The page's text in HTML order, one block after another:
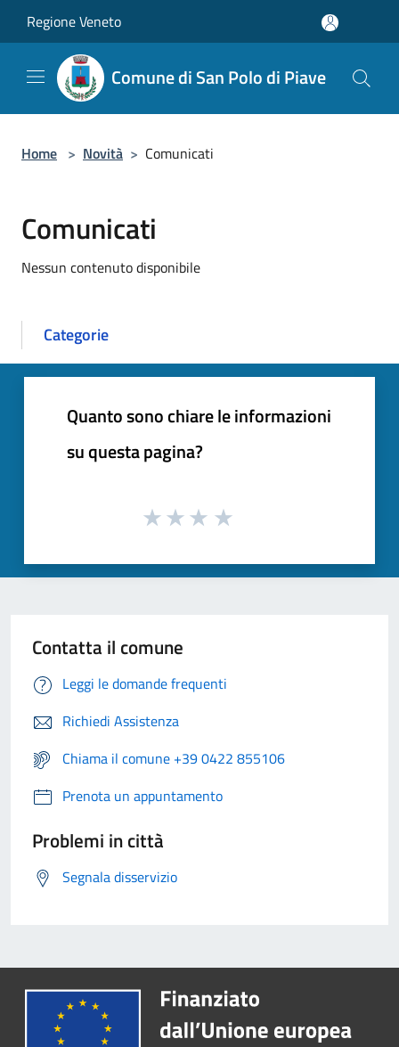
Regione Veneto
Comune di San Polo di Piave
Home > Novità > Comunicati
Comunicati
Nessun contenuto disponibile
Categorie
Quanto sono chiare le informazioni
su questa pagina?
Contatta il comune
Leggi le domande frequenti
Richiedi Assistenza
Chiama il comune +39 0422 855106
Prenota un appuntamento
Problemi in città
Segnala disservizio